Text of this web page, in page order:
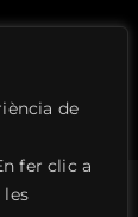
de
fer clic a
les